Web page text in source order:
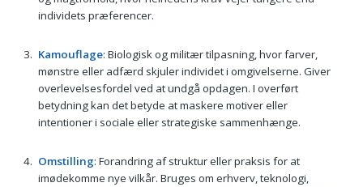
individets præferencer.
Kamouflage: Biologisk og militær tilpasning, hvor farver,
mønstre eller adfærd skjuler individet i omgivelserne. Giver
overlevelsesfordel ved at undgå opdagen. I overført
betydning kan det betyde at maskere motiver eller
intentioner i sociale eller strategiske sammenhænge.
Omstilling: Forandring af struktur eller praksis for at
imødekomme nye vilkår. Bruges om erhverv, teknologi,